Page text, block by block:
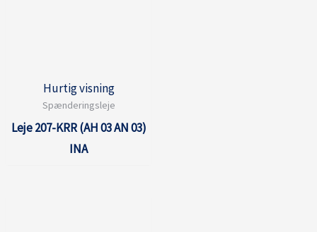
Hurtig visning
Spænderingsleje
Leje 207-KRR (AH 03 AN 03)
INA